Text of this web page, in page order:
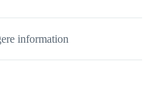
information